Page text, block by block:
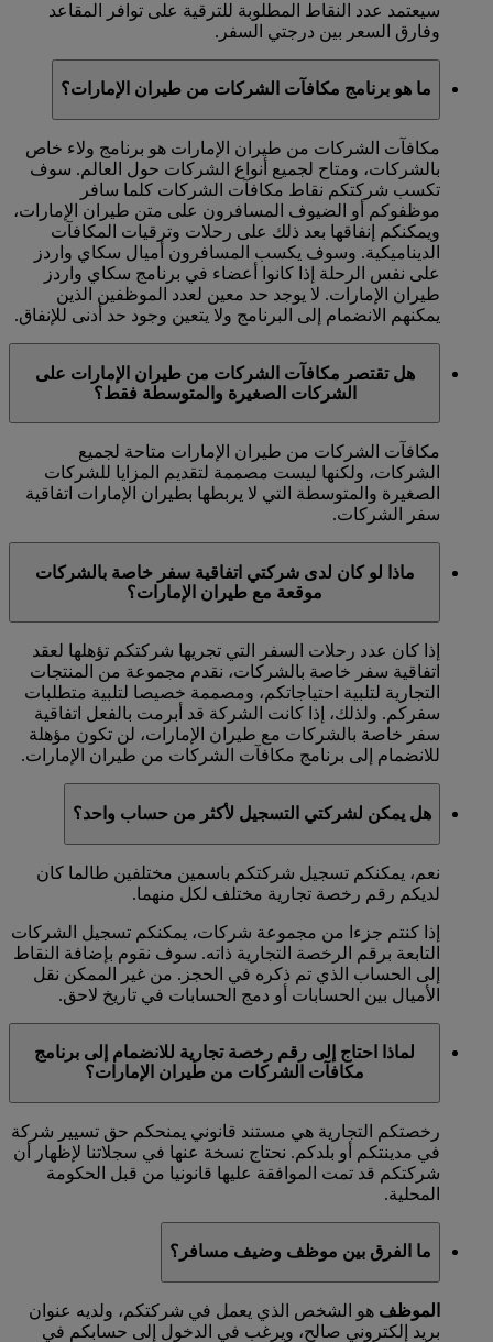
سيعتمد عدد النقاط المطلوبة للترقية على توافر المقاعد
وفارق السعر بين درجتي السفر.
ما هو برنامج مكافآت الشركات من طيران الإمارات؟
مكافآت الشركات من طيران الإمارات هو برنامج ولاء خاص
بالشركات، ومتاح لجميع أنواع الشركات حول العالم. سوف
تكسب شركتكم نقاط مكافآت الشركات كلما سافر
موظفوكم أو الضيوف المسافرون على متن طيران الإمارات،
ويمكنكم إنفاقها بعد ذلك على رحلات وترقيات المكافآت
الديناميكية. وسوف يكسب المسافرون أميال سكاي واردز
على نفس الرحلة إذا كانوا أعضاء في برنامج سكاي واردز
طيران الإمارات. لا يوجد حد معين لعدد الموظفين الذين
يمكنهم الانضمام إلى البرنامج ولا يتعين وجود حد أدنى للإنفاق.
هل تقتصر مكافآت الشركات من طيران الإمارات على
الشركات الصغيرة والمتوسطة فقط؟
مكافآت الشركات من طيران الإمارات متاحة لجميع
الشركات، ولكنها ليست مصممة لتقديم المزايا للشركات
الصغيرة والمتوسطة التي لا يربطها بطيران الإمارات اتفاقية
سفر الشركات.
ماذا لو كان لدى شركتي اتفاقية سفر خاصة بالشركات
موقعة مع طيران الإمارات؟
إذا كان عدد رحلات السفر التي تجريها شركتكم تؤهلها لعقد
اتفاقية سفر خاصة بالشركات، نقدم مجموعة من المنتجات
التجارية لتلبية احتياجاتكم، ومصممة خصيصا لتلبية متطلبات
سفركم. ولذلك، إذا كانت الشركة قد أبرمت بالفعل اتفاقية
سفر خاصة بالشركات مع طيران الإمارات، لن تكون مؤهلة
للانضمام إلى برنامج مكافآت الشركات من طيران الإمارات.
هل يمكن لشركتي التسجيل لأكثر من حساب واحد؟
نعم، يمكنكم تسجيل شركتكم باسمين مختلفين طالما كان
لديكم رقم رخصة تجارية مختلف لكل منهما.
إذا كنتم جزءا من مجموعة شركات، يمكنكم تسجيل الشركات
التابعة برقم الرخصة التجارية ذاته. سوف نقوم بإضافة النقاط
إلى الحساب الذي تم ذكره في الحجز. من غير الممكن نقل
الأميال بين الحسابات أو دمج الحسابات في تاريخ لاحق.
لماذا احتاج إلى رقم رخصة تجارية للانضمام إلى برنامج
مكافآت الشركات من طيران الإمارات؟
رخصتكم التجارية هي مستند قانوني يمنحكم حق تسيير شركة
في مدينتكم أو بلدكم. نحتاج نسخة عنها في سجلاتنا لإظهار أن
شركتكم قد تمت الموافقة عليها قانونيا من قبل الحكومة
المحلية.
ما الفرق بين موظف وضيف مسافر؟
الموظف هو الشخص الذي يعمل في شركتكم، ولديه عنوان
بريد إلكتروني صالح، ويرغب في الدخول إلى حسابكم في